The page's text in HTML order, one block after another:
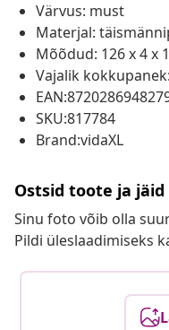
Värvus: must
Materjal:
Mõõdud: 126 x 4 x
Vajalik
SKU:817784
Brand:vidaXL
Ostsid toote ja
Sinu foto võib olla
Pildi üleslaadimiseks